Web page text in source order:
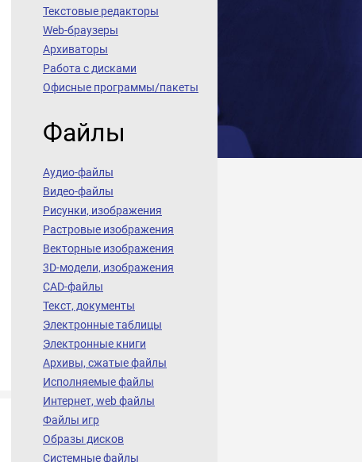
Текстовые редакторы
Web-браузеры
Архиваторы
Работа с дисками
Офисные программы/пакеты
Файлы
Аудио-файлы
Видео-файлы
Рисунки, изображения
Растровые изображения
Векторные изображения
3D-модели, изображения
CAD-файлы
Текст, документы
Электронные таблицы
Электронные книги
Архивы, сжатые файлы
Исполняемые файлы
Интернет, web файлы
Файлы игр
Образы дисков
Системные файлы